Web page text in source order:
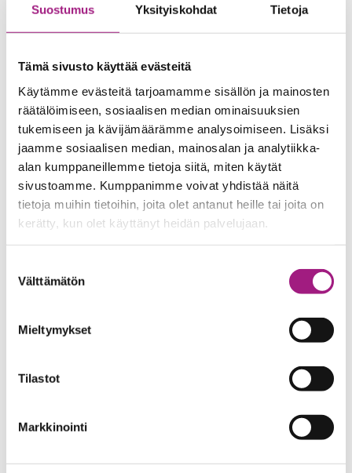
Suostumus Yksityiskohdat Tietoja
Tämä sivusto käyttää evästeitä
Käytämme evästeitä tarjoamamme sisällön ja mainosten
räätälöimiseen, sosiaalisen median ominaisuuksien
tukemiseen ja kävijämäärämme analysoimiseen. Lisäksi
jaamme sosiaalisen median, mainosalan ja analytiikka-
alan kumppaneillemme tietoja siitä, miten käytät
sivustoamme. Kumppanimme voivat yhdistää näitä
tietoja muihin tietoihin, joita olet antanut heille tai joita on
kerätty, kun olet käyttänyt heidän palvelujaan.
valinta
Välttämätön
Mieltymykset
Tilastot
Markkinointi
mielekästä arkea omalla tavallaan.
Yhteystiedot
040 755 2989
Henkilökunta – Puisto